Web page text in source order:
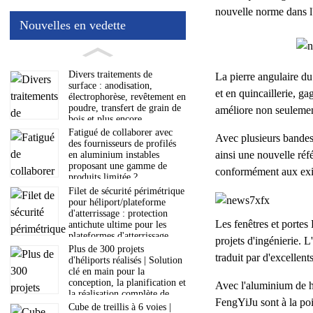
Nouvelles en vedette
Divers traitements de
surface : anodisation,
électrophorèse, revêtement en
poudre, transfert de grain de
bois et plus encore
Fatigué de collaborer avec
des fournisseurs de profilés
en aluminium instables
proposant une gamme de
produits limitée ?
Filet de sécurité périmétrique
pour héliport/plateforme
d'atterrissage : protection
antichute ultime pour les
plateformes d'atterrissage
aéronautiques
Plus de 300 projets
d'héliports réalisés | Solution
clé en main pour la
conception, la planification et
la réalisation complète de
votre projet
Cube de treillis à 6 voies |
nouvelle norme dans
La pierre angulaire
et en quincaillerie,
améliore non
Avec plusieurs
ainsi une nouvelle
conformément aux
Les fenêtres et
projets d'ingénierie.
traduit par
Avec l'aluminium de
FengYiJu sont à la